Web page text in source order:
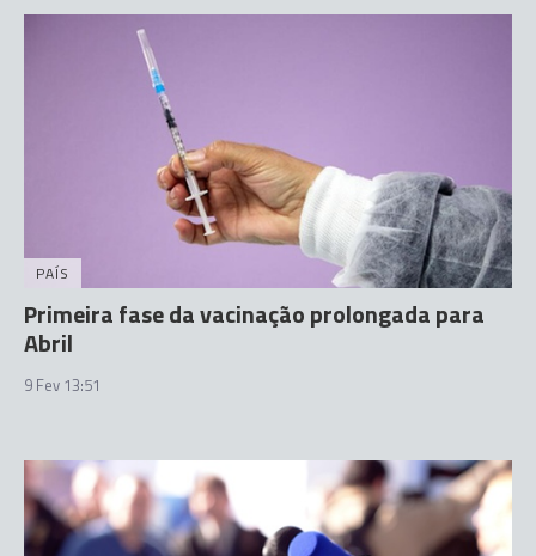
PAÍS
Primeira fase da vacinação prolongada para
Abril
9 Fev 13:51